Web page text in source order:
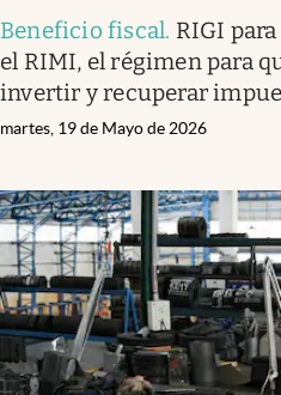
Beneficio fiscal. RIGI
el RIMI, el régimen para
invertir y recuperar
martes, 19 de Mayo de 2026